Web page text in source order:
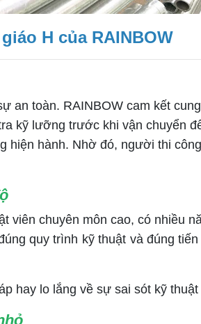
H của RAINBOW
toàn. RAINBOW cam kết
kỹ lưỡng trước khi vận chuyển
hành. Nhờ đó, người thi
chuyên môn cao, có nhiều
quy trình kỹ thuật và đúng
lo lắng về sự sai sót kỹ